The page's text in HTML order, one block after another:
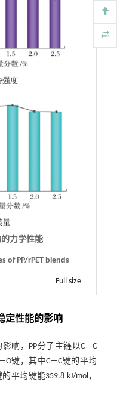
的力学性能
of PP/rPET blends
Full size
定性能的影响
响，PP分子主链以C—C
键，其中C—C键的平均
平均键能359.8 kJ/mol，